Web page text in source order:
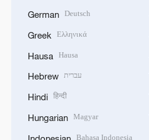
German Deutsch
Greek Ελληνικά
Hausa Hausa
Hebrew עברית
Hindi हिन्दी
Hungarian Magyar
Bahasa Indonesia